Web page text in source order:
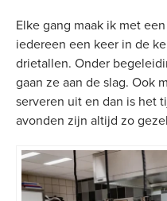
Elke gang maak ik met
iedereen een keer in de
drietallen. Onder
gaan ze aan de slag. Ook
serveren uit en dan is het
avonden zijn altijd zo